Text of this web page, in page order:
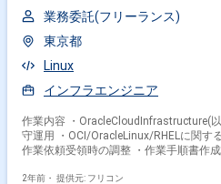
業務委託(フリーランス)
東京都
Linux
インフラエンジニア
作業内容 ・OracleCloudInfrastructure(
守運用 ・OCI/OracleLinux/RHELに関す
作業依頼受領時の調整 ・作業手順書作
2年前・ 提供元: フリコン